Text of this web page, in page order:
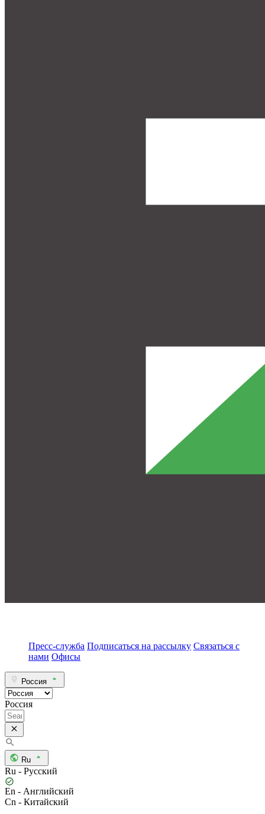
Пресс-служба Подписаться на рассылку Связаться с
нами Офисы
Россия
Россия
Ru
Ru - Русский
En - Английский
Cn - Китайский